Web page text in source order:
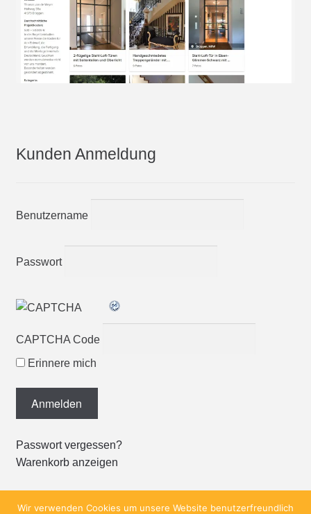
Kunden Anmeldung
Benutzername
Passwort
CAPTCHA Code
Erinnere mich
Passwort vergessen?
Warenkorb anzeigen
Wir verwenden Cookies um unsere Website benutzerfreundlich